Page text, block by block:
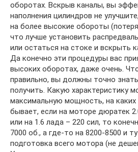
оборотах. Вскрыв каналы, вы
наполнения цилиндров не
на более высокие обороты
что лучше установить
или остаться на стоке и вскрыть
Да конечно эти процедуры вас
высоких оборотах, даже очень.
правильно, вы должны точно
получить. Какую характеристику
максимальную мощность, на каких
бывает, если на моторе дюратек
или на 1.6 лада – 220 сил, то
7000 об., а где-то на 8200-8500 и
подготовка всего мотора (не